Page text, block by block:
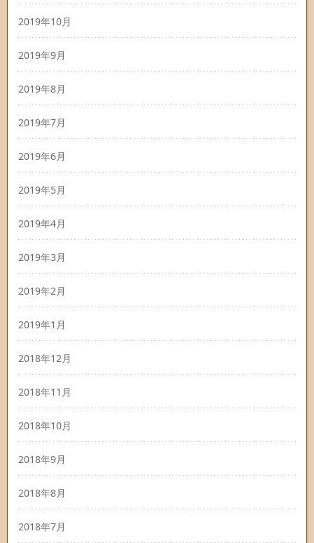
2019年10月
2019年9月
2019年8月
2019年7月
2019年6月
2019年5月
2019年4月
2019年3月
2019年2月
2019年1月
2018年12月
2018年11月
2018年10月
2018年9月
2018年8月
2018年7月